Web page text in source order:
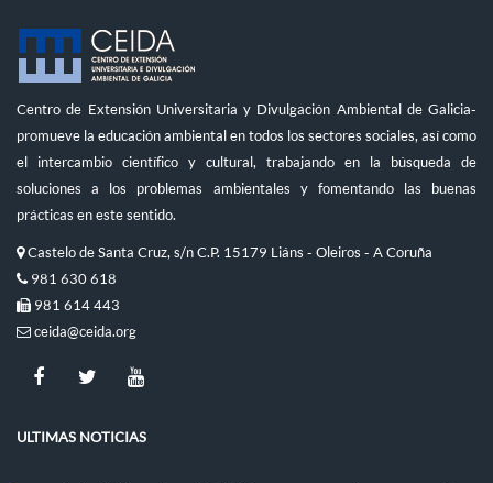
Centro de Extensión Universitaria y Divulgación Ambiental de Galicia-
promueve la educación ambiental en todos los sectores sociales, así como
el intercambio científico y cultural, trabajando en la búsqueda de
soluciones a los problemas ambientales y fomentando las buenas
prácticas en este sentido.
Castelo de Santa Cruz, s/n C.P. 15179 Liáns - Oleiros - A Coruña
981 630 618
981 614 443
ceida@ceida.org
ULTIMAS NOTICIAS